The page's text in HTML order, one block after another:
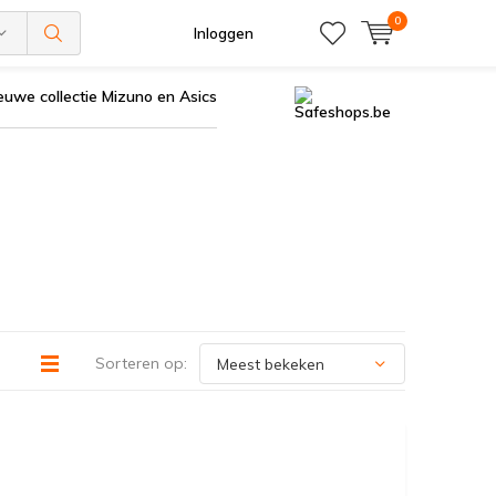
Inloggen
0
collectie Mizuno en Asics
Sorteren op: